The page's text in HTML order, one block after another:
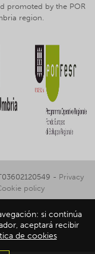
promoted by the POR
region.
- Privacy
policy
si continúa
aceptará recibir
de cookies